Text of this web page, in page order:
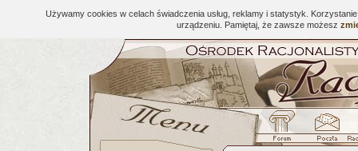
Używamy cookies w celach świadczenia usług, reklamy i statystyk.
urządzeniu. Pamiętaj, że zawsze możesz